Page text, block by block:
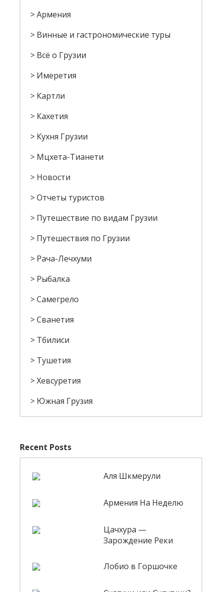
Армения
Винные и гастрономические туры
Всё о Грузии
Имеретия
Картли
Кахетия
Кухня Грузии
Мцхета-Тианети
Новости
Отчеты туристов
Путешествие по видам Грузии
Путешествия по Грузии
Рача-Лечхуми
Рыбалка
Самегрело
Сванетия
Тбилиси
Тушетия
Хевсуретия
Южная Грузия
Recent Posts
Аля Шкмерули
Армения На Неделю
Цачхура —
Зарождение Реки
Лобио в Горшочке